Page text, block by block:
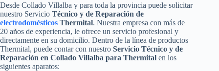
Desde Collado Villalba y para toda la provincia puede solicitar
nuestro Servicio Técnico y de Reparación de
electrodomésticos Thermital. Nuestra empresa con más de
20 años de experiencia, le ofrece un servicio profesional y
directamente en su domicilio. Dentro de la línea de productos
Thermital, puede contar con nuestro Servicio Técnico y de
Reparación en Collado Villalba para Thermital en los
siguientes aparatos: